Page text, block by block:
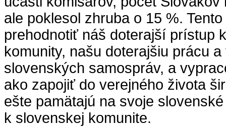
ale poklesol zhruba o 15 %.
prehodnotiť náš doterajší prístup
komunity, našu doterajšiu prácu
slovenských samospráv, a
ako zapojiť do verejného života
ešte pamätajú na svoje
k slovenskej komunite.